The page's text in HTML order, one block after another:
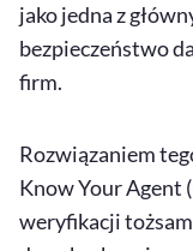
jako jedna z
bezpieczeństwo
firm.
Rozwiązaniem
Know Your Agent
weryfikacji